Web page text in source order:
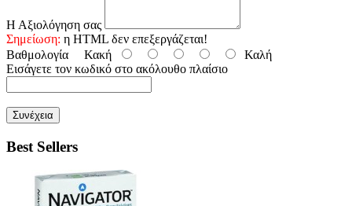
Η Αξιολόγηση σας
Σημείωση: η HTML δεν επεξεργάζεται!
Βαθμολογία Κακή
Καλή
Εισάγετε τον κωδικό στο ακόλουθο πλαίσιο
Συνέχεια
Best Sellers